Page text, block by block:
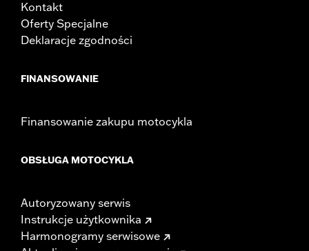
Kontakt
Oferty Specjalne
Deklaracje zgodności
FINANSOWANIE
Finansowanie zakupu motocykla
OBSŁUGA MOTOCYKLA
Autoryzowany serwis
Instrukcje użytkownika
Harmonogramy serwisowe